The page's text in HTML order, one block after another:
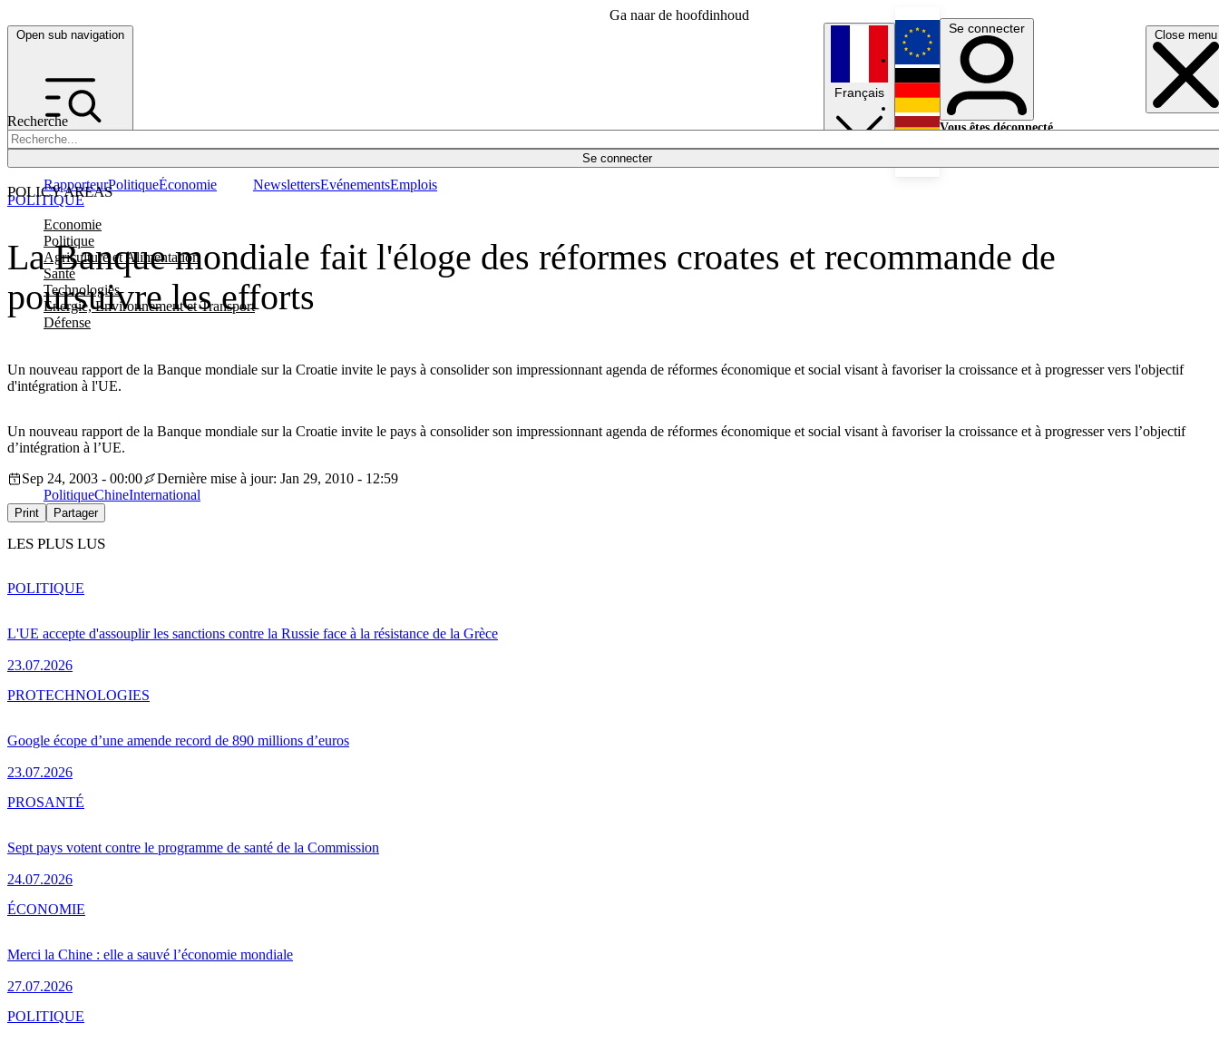
Ga naar de hoofdinhoud
Open sub navigation Close menu
Recherche
Se connecter
POLICY AREAS
Economie
Politique
Agriculture et Alimentation
Santé
Technologies
Energie, Environnement et Transport
Défense
RapporteurPolitiqueÉconomie NewslettersEvénementsEmplois
Français
English
Deutsch
Se connecter
Vous êtes déconnecté.
La Banque mondiale fait l'éloge des réformes croates et recommande de
poursuivre les efforts
Un nouveau rapport de la Banque mondiale sur la Croatie invite le pays à consolider son impressionnant agenda de réformes économique et social visant à favoriser la croissance et à progresser vers l'objectif
d'intégration à l'UE.
POLITIQUE
Un nouveau rapport de la Banque mondiale sur la Croatie invite le pays à consolider son impressionnant agenda de réformes économique et social visant à favoriser la croissance et à progresser vers l’objectif
d’intégration à l’UE.
Sep 24, 2003 - 00:00
Dernière mise à jour: Jan 29, 2010 - 12:59
PolitiqueChineInternational
Print Partager
LES PLUS LUS
L'UE accepte d'assouplir les sanctions contre la Russie face à la résistance de la Grèce
23.07.2026
POLITIQUE
Google écope d’une amende record de 890 millions d’euros
23.07.2026
PROTECHNOLOGIES
Sept pays votent contre le programme de santé de la Commission
24.07.2026
PROSANTÉ
Merci la Chine : elle a sauvé l’économie mondiale
27.07.2026
ÉCONOMIE
POLITIQUE